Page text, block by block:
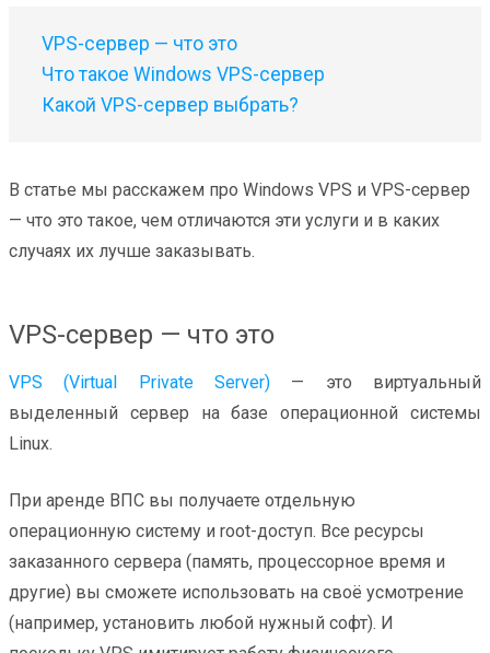
VPS-сервер — что это
Что такое Windows VPS-сервер
Какой VPS-сервер выбрать?
В статье мы расскажем про Windows VPS и VPS-сервер
— что это такое, чем отличаются эти услуги и в каких
случаях их лучше заказывать.
VPS-сервер — что это
VPS (Virtual Private Server) — это виртуальный
выделенный сервер на базе операционной системы
Linux.
При аренде ВПС вы получаете отдельную
операционную систему и root-доступ. Все ресурсы
заказанного сервера (память, процессорное время и
другие) вы сможете использовать на своё усмотрение
(например, установить любой нужный софт). И